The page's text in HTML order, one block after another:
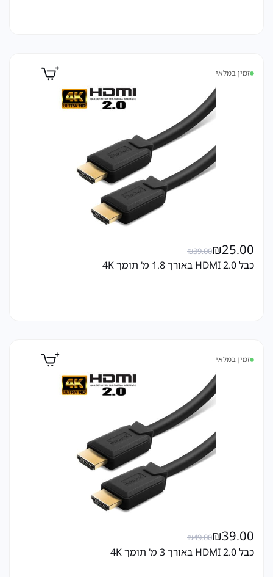
זמין במלאי
₪39.00₪25.00
כבל HDMI 2.0 באורך 1.8 מ' תומך 4K
זמין במלאי
₪49.00₪39.00
כבל HDMI 2.0 באורך 3 מ' תומך 4K